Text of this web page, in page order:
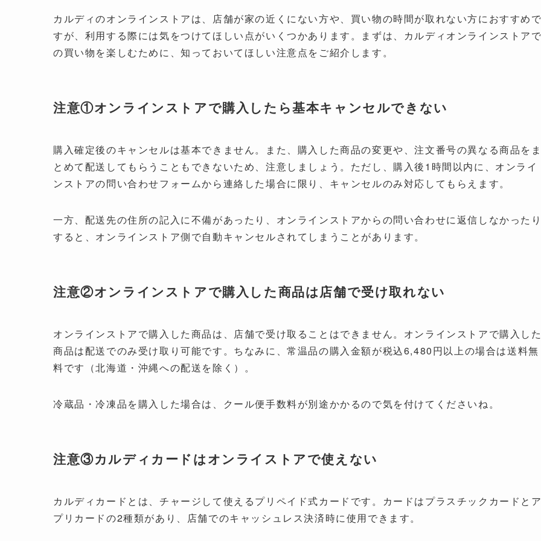
カルディのオンラインストアは、店舗が家の近くにない方や、買い物の時間が取れない方におすすめで
すが、利用する際には気をつけてほしい点がいくつかあります。まずは、カルディオンラインストアで
の買い物を楽しむために、知っておいてほしい注意点をご紹介します。
注意①オンラインストアで購入したら基本キャンセルできない
購入確定後のキャンセルは基本できません。また、購入した商品の変更や、注文番号の異なる商品をま
とめて配送してもらうこともできないため、注意しましょう。ただし、購入後1時間以内に、オンライ
ンストアの問い合わせフォームから連絡した場合に限り、キャンセルのみ対応してもらえます。
一方、配送先の住所の記入に不備があったり、オンラインストアからの問い合わせに返信しなかったり
すると、オンラインストア側で自動キャンセルされてしまうことがあります。
注意②オンラインストアで購入した商品は店舗で受け取れない
オンラインストアで購入した商品は、店舗で受け取ることはできません。オンラインストアで購入した
商品は配送でのみ受け取り可能です。ちなみに、常温品の購入金額が税込6,480円以上の場合は送料無
料です（北海道・沖縄への配送を除く）。
冷蔵品・冷凍品を購入した場合は、クール便手数料が別途かかるので気を付けてくださいね。
注意③カルディカードはオンライストアで使えない
カルディカードとは、チャージして使えるプリペイド式カードです。カードはプラスチックカードとア
プリカードの2種類があり、店舗でのキャッシュレス決済時に使用できます。